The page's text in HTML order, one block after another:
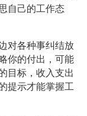
自己的工作态
对各种事纠结放
你的付出，可能
目标，收入支出
提示才能掌握工